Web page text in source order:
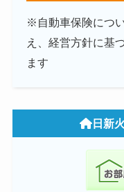
※自動車保険につ
え、経営方針に基
ます
日新